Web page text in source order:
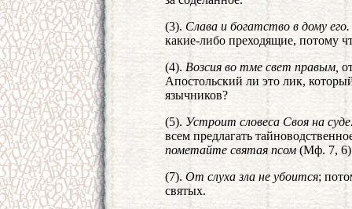
(3). Слава и богатство в дому его.
какие-либо преходящие, потому
(4). Возсия во тме свет правым,
Апостольский ли это лик,
язычников?
(5). Устроит словеса Своя на
всем предлагать
пометайте святая псом(Мф. 7,
(7). От слуха зла не убоится;
святых.